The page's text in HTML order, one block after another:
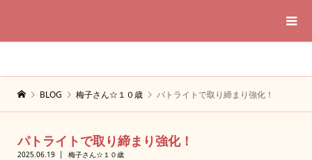
BLOG 梅子さん☆１０歳 パトライトで取り締まり強化！
パトライトで取り締まり強化！
2025.06.19 梅子さん☆１０歳